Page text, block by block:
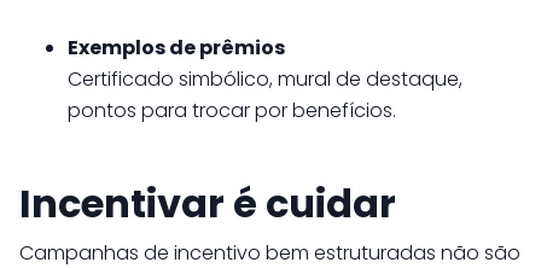
Exemplos de prêmios
Certificado simbólico, mural de destaque,
pontos para trocar por benefícios.
Incentivar é cuidar
Campanhas de incentivo bem estruturadas não são